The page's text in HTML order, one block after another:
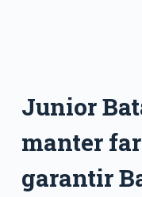
Junior
manter
garantir